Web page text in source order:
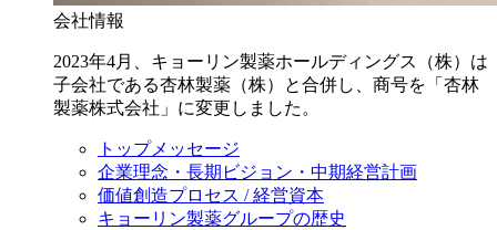
会社情報
2023年4月、キョーリン製薬ホールディングス（株）は
子会社である杏林製薬（株）と合併し、商号を「杏林
製薬株式会社」に変更しました。
トップメッセージ
企業理念・長期ビジョン・中期経営計画
価値創造プロセス / 経営資本
キョーリン製薬グループの歴史